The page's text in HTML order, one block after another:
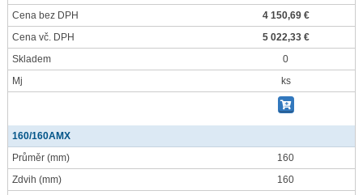
Cena bez DPH
4 150,69 €
Cena vč. DPH
5 022,33 €
Skladem
0
Mj
ks
160/160AMX
Průměr (mm)
160
Zdvih (mm)
160